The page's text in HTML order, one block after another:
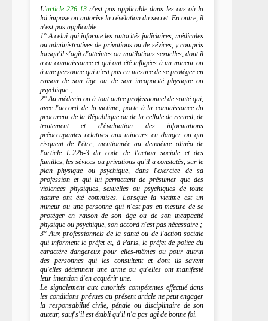
L'article 226-13 n'est pas applicable dans les cas où la
loi impose ou autorise la révélation du secret. En outre, il
n'est pas applicable :
1° A celui qui informe les autorités judiciaires, médicales
ou administratives de privations ou de sévices, y compris
lorsqu'il s'agit d'atteintes ou mutilations sexuelles, dont il
a eu connaissance et qui ont été infligées à un mineur ou
à une personne qui n'est pas en mesure de se protéger en
raison de son âge ou de son incapacité physique ou
psychique ;
2° Au médecin ou à tout autre professionnel de santé qui,
avec l'accord de la victime, porte à la connaissance du
procureur de la République ou de la cellule de recueil, de
traitement et d'évaluation des informations
préoccupantes relatives aux mineurs en danger ou qui
risquent de l'être, mentionnée au deuxième alinéa de
l'article L.226-3 du code de l'action sociale et des
familles, les sévices ou privations qu'il a constatés, sur le
plan physique ou psychique, dans l'exercice de sa
profession et qui lui permettent de présumer que des
violences physiques, sexuelles ou psychiques de toute
nature ont été commises. Lorsque la victime est un
mineur ou une personne qui n'est pas en mesure de se
protéger en raison de son âge ou de son incapacité
physique ou psychique, son accord n'est pas nécessaire ;
3° Aux professionnels de la santé ou de l'action sociale
qui informent le préfet et, à Paris, le préfet de police du
caractère dangereux pour elles-mêmes ou pour autrui
des personnes qui les consultent et dont ils savent
qu'elles détiennent une arme ou qu'elles ont manifesté
leur intention d'en acquérir une.
Le signalement aux autorités compétentes effectué dans
les conditions prévues au présent article ne peut engager
la responsabilité civile, pénale ou disciplinaire de son
auteur, sauf s'il est établi qu'il n'a pas agi de bonne foi.